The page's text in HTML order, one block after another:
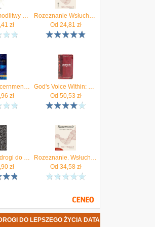
Tajemnica modlitwy wyd. 2. Przewodnik dla poszukujących Boga (e-book)
zł
Rozeznanie Wsłuchaj się w szept Boga. Kropla duchowości
Od 24,81 zł
Ignatian Discernment of Spirits for Spiritual Direction and Pastoral Care
zł
God's Voice Within: The Ignatian Way to Discover God's Will
Od 50,53 zł
Bóg i Ty. 34 drogi do lepszego życia
zł
Rozeznanie. Wsłuchaj się w szept Boga
Od 34,58zł
ŻYCIA DATA PREMIERY